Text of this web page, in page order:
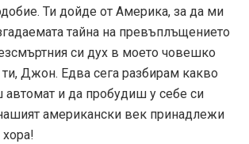
Ти дойде от Америка, за да ми
тайна на превъплъщението
си дух в моето човешко
ти, Джон. Едва сега разбирам какво
автомат и да пробудиш у себе си
американски век принадлежи
хора!